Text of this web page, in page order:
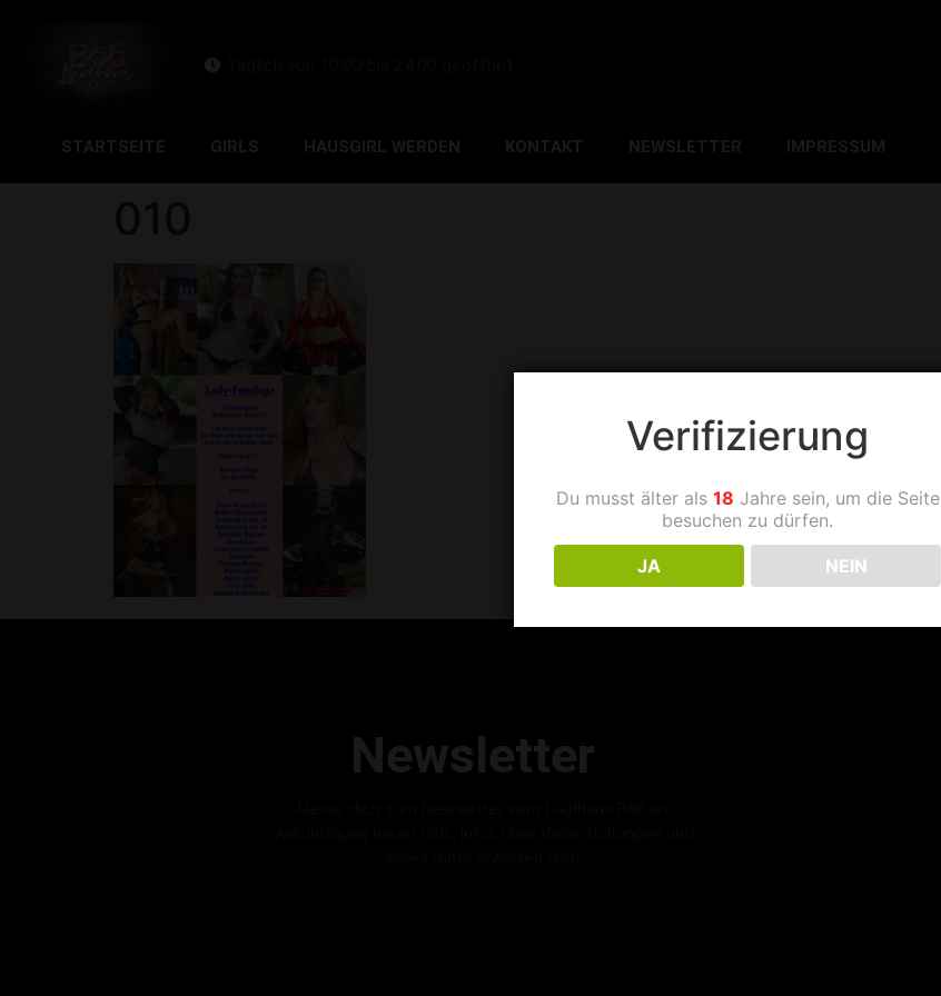
STARTSEITE GIRLS HAUSGIRL WERDEN KONTAKT NEWSLETTER IMPRESSUM
Newsletter
Verifizierung
Du musst älter als 18 Jahre sein, um die Seite
besuchen zu dürfen.
JA NEIN